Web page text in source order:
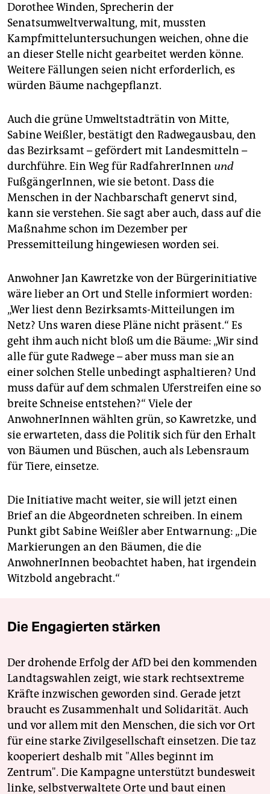
Dorothee Winden, Sprecherin der
Senatsumweltverwaltung, mit, mussten
Kampfmitteluntersuchungen weichen, ohne die
an dieser Stelle nicht gearbeitet werden könne.
Weitere Fällungen seien nicht erforderlich, es
würden Bäume nachgepflanzt.
Auch die grüne Umweltstadträtin von Mitte,
Sabine Weißler, bestätigt den Radwegausbau, den
das Bezirksamt – gefördert mit Landesmitteln –
durchführe. Ein Weg für RadfahrerInnen und
FußgängerInnen, wie sie betont. Dass die
Menschen in der Nachbarschaft genervt sind,
kann sie verstehen. Sie sagt aber auch, dass auf die
Maßnahme schon im Dezember per
Pressemitteilung hingewiesen worden sei.
Anwohner Jan Kawretzke von der Bürgerinitiative
wäre lieber an Ort und Stelle informiert worden:
„Wer liest denn Bezirksamts-Mitteilungen im
Netz? Uns waren diese Pläne nicht präsent.“ Es
geht ihm auch nicht bloß um die Bäume: „Wir sind
alle für gute Radwege – aber muss man sie an
einer solchen Stelle unbedingt asphaltieren? Und
muss dafür auf dem schmalen Uferstreifen eine so
breite Schneise entstehen?“ Viele der
AnwohnerInnen wählten grün, so Kawretzke, und
sie erwarteten, dass die Politik sich für den Erhalt
von Bäumen und Büschen, auch als Lebensraum
für Tiere, einsetze.
Die Initiative macht weiter, sie will jetzt einen
Brief an die Abgeordneten schreiben. In einem
Punkt gibt Sabine Weißler aber Entwarnung: „Die
Markierungen an den Bäumen, die die
AnwohnerInnen beobachtet haben, hat irgendein
Witzbold angebracht.“
Die Engagierten stärken
Der drohende Erfolg der AfD bei den kommenden
Landtagswahlen zeigt, wie stark rechtsextreme
Kräfte inzwischen geworden sind. Gerade jetzt
braucht es Zusammenhalt und Solidarität. Auch
und vor allem mit den Menschen, die sich vor Ort
für eine starke Zivilgesellschaft einsetzen. Die taz
kooperiert deshalb mit "Alles beginnt im
Zentrum". Die Kampagne unterstützt bundesweit
linke, selbstverwaltete Orte und baut einen